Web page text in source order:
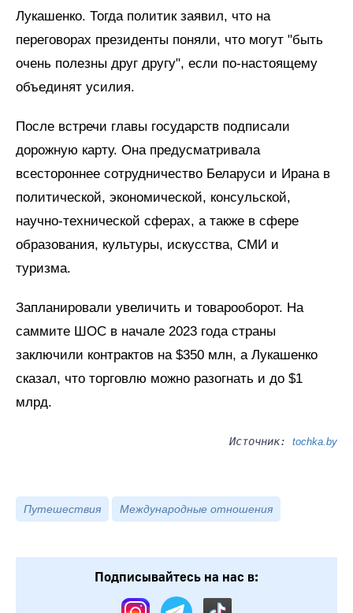
Лукашенко. Тогда политик заявил, что на
переговорах президенты поняли, что могут "быть
очень полезны друг другу", если по-настоящему
объединят усилия.
После встречи главы государств подписали
дорожную карту. Она предусматривала
всестороннее сотрудничество Беларуси и Ирана в
политической, экономической, консульской,
научно-технической сферах, а также в сфере
образования, культуры, искусства, СМИ и
туризма.
Запланировали увеличить и товарооборот. На
саммите ШОС в начале 2023 года страны
заключили контрактов на $350 млн, а Лукашенко
сказал, что торговлю можно разогнать и до $1
млрд.
Источник: tochka.by
Путешествия Международные отношения
Подписывайтесь на нас в: